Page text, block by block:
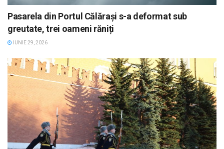
Pasarela din Portul Călărași s-a deformat sub
greutate, trei oameni răniți
IUNIE 29, 2026